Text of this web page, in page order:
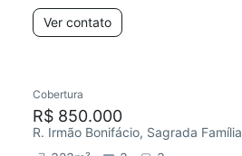
Ver contato
Redecorar
Cobertura
R$ 850.000
R. Irmão Bonifácio, Sagrada Família